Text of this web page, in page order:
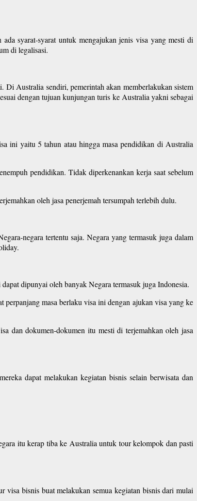
syarat-syarat untuk mengajukan jenis visa yang mesti di
di legalisasi.
Di Australia sendiri, pemerintah akan memberlakukan sistem
dengan tujuan kunjungan turis ke Australia yakni sebagai
ini yaitu 5 tahun atau hingga masa pendidikan di Australia
pendidikan. Tidak diperkenankan kerja saat sebelum
oleh jasa penerjemah tersumpah terlebih dulu.
negara tertentu saja. Negara yang termasuk juga dalam
dipunyai oleh banyak Negara termasuk juga Indonesia.
masa berlaku visa ini dengan ajukan visa yang ke
dan dokumen-dokumen itu mesti di terjemahkan oleh jasa
dapat melakukan kegiatan bisnis selain berwisata dan
itu kerap tiba ke Australia untuk tour kelompok dan pasti
bisnis buat melakukan semua kegiatan bisnis dari mulai